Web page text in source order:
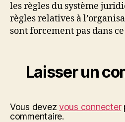
les règles du système
règles relatives à
sont forcement pas dans
Laisser un
Vous devezvous connecter
commentaire.